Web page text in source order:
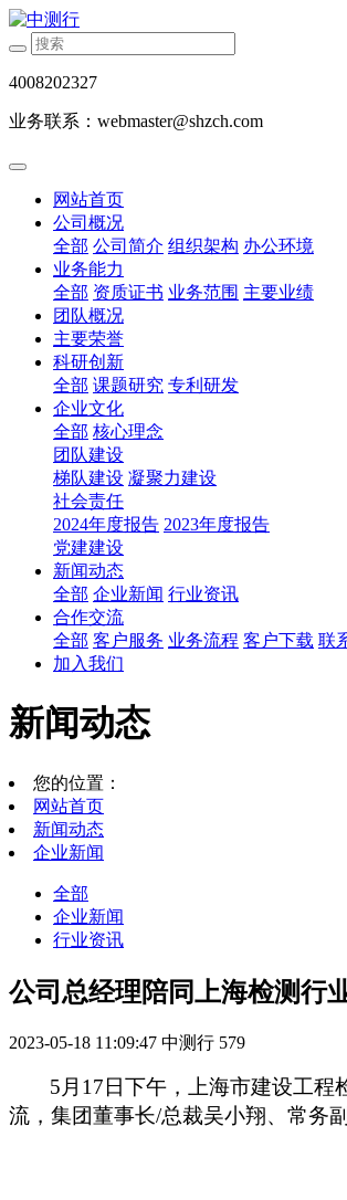
4008202327
业务联系：webmaster@shzch.com
网站首页
公司概况
全部 公司简介 组织架构 办公环境
业务能力
全部 资质证书 业务范围 主要业绩
团队概况
主要荣誉
科研创新
全部 课题研究 专利研发
企业文化
全部 核心理念
团队建设
梯队建设 凝聚力建设
社会责任
2024年度报告 2023年度报告
党建建设
新闻动态
全部 企业新闻 行业资讯
合作交流
全部 客户服务 业务流程 客户下载 联
加入我们
新闻动态
您的位置：
网站首页
新闻动态
企业新闻
全部
企业新闻
行业资讯
公司总经理陪同上海检测行
2023-05-18 11:09:47 中测行 579
5 月17日下午，上海市建设工
流，集团董事长/总裁吴小翔、常务